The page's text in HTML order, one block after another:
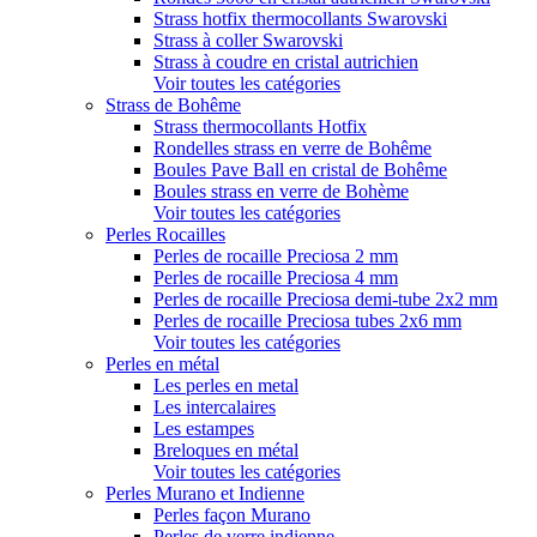
Strass hotfix thermocollants Swarovski
Strass à coller Swarovski
Strass à coudre en cristal autrichien
Voir toutes les catégories
Strass de Bohême
Strass thermocollants Hotfix
Rondelles strass en verre de Bohême
Boules Pave Ball en cristal de Bohême
Boules strass en verre de Bohème
Voir toutes les catégories
Perles Rocailles
Perles de rocaille Preciosa 2 mm
Perles de rocaille Preciosa 4 mm
Perles de rocaille Preciosa demi-tube 2x2 mm
Perles de rocaille Preciosa tubes 2x6 mm
Voir toutes les catégories
Perles en métal
Les perles en metal
Les intercalaires
Les estampes
Breloques en métal
Voir toutes les catégories
Perles Murano et Indienne
Perles façon Murano